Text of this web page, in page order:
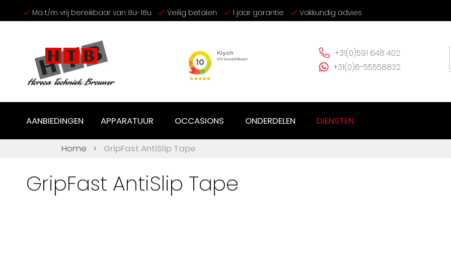
Ga
naar
Ma t/m vrij bereikbaar van 8u-18u Veilig betalen 1 jaar garantie Vakkundig advies
+31(0)591 648 402
+31(0)6-55558832
AANBIEDINGEN APPARATUUR OCCASIONS ONDERDELEN DIENSTEN
Home GripFast AntiSlip Tape
GripFast AntiSlip Tape